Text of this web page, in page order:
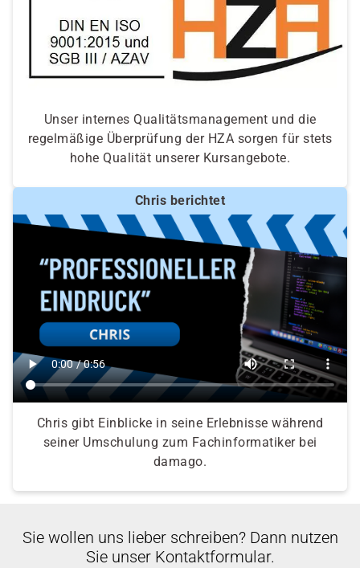
Unser internes Qualitätsmanagement und die
regelmäßige Überprüfung der HZA sorgen für stets
hohe Qualität unserer Kursangebote.
Chris berichtet
Chris gibt Einblicke in seine Erlebnisse während
seiner Umschulung zum Fachinformatiker bei
damago.
Sie wollen uns lieber schreiben? Dann nutzen
Sie unser Kontaktformular.